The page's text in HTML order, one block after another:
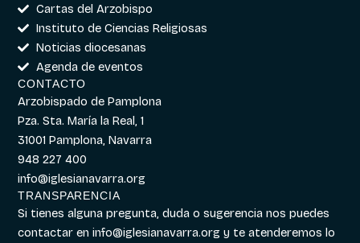
Cartas del Arzobispo
Instituto de Ciencias Religiosas
Noticias diocesanas
Agenda de eventos
CONTACTO
Arzobispado de Pamplona
Pza. Sta. María la Real, 1
31001 Pamplona, Navarra
948 227 400
info@iglesianavarra.org
TRANSPARENCIA
Si tienes alguna pregunta, duda o sugerencia nos puedes
contactar eninfo@iglesianavarra.org y te atenderemos lo